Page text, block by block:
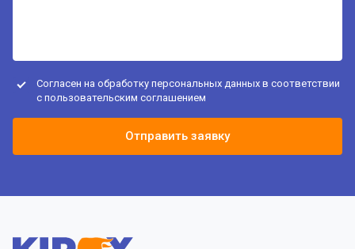
Согласен на обработку персональных данных в соответствии
с пользовательским соглашением
Отправить заявку